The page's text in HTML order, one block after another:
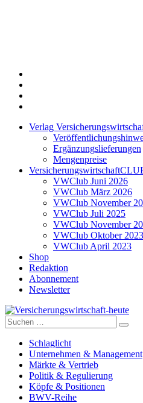
Verlag
Ergänzungslieferungen
Mengenpreise
VWClub Juni 2026
VWClub März 2026
VWClub November
VWClub Juli 2025
VWClub November
VWClub Oktober 2023
VWClub April 2023
Shop
Redaktion
Abonnement
Newsletter
Versicherungswirtschaft-heute
Suche
nach:
Schlaglicht
Unternehmen & Management
Märkte & Vertrieb
Politik & Regulierung
Köpfe & Positionen
BWV-Reihe